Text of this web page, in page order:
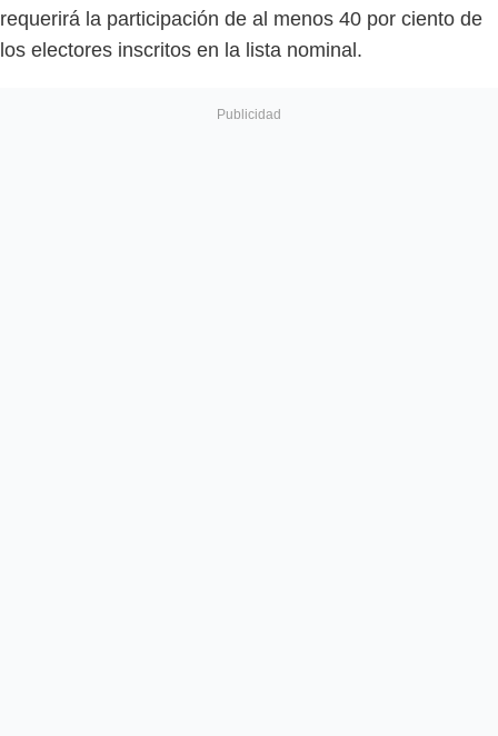
requerirá la participación de al menos 40 por ciento de
los electores inscritos en la lista nominal.